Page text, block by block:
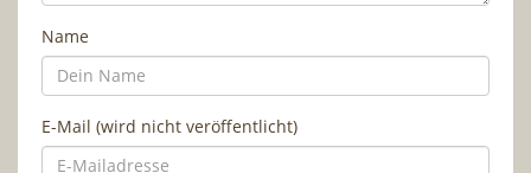
Name
E-Mail (wird nicht veröffentlicht)